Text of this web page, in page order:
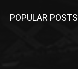
POPULAR POSTS